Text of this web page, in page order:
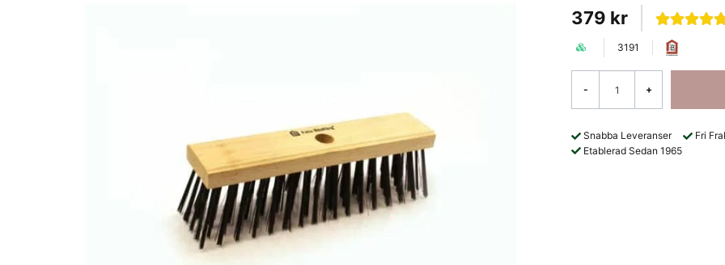
379 kr
3191
- +
Snabba Leveranser Fri
Etablerad Sedan 1965